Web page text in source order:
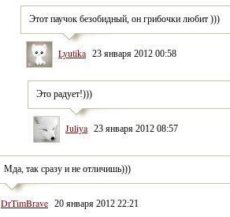
Этот паучок безобидный, он грибочки любит )))
Lyutika 23 января 2012 00:58
Это радует!)))
Juliya 23 января 2012 08:57
Мда, так сразу и не отличишь)))
DrTimBrave 20 января 2012 22:21